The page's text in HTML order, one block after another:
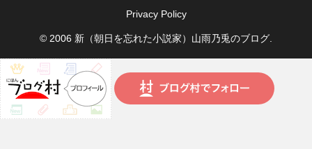
Privacy Policy
© 2006 新（朝日を忘れた小説家）山雨乃兎のブログ.